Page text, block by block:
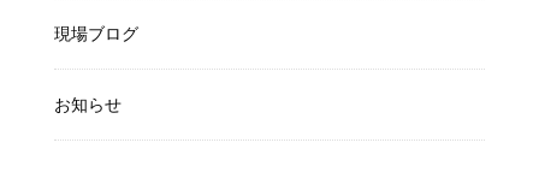
現場ブログ
お知らせ